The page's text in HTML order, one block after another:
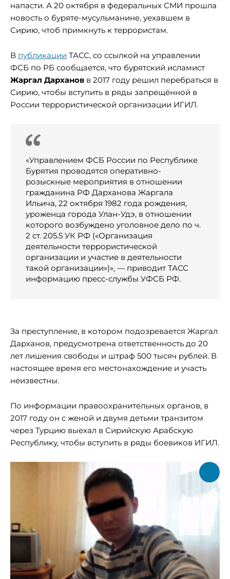
напасти. А 20 октября в федеральных СМИ прошла
новость о буряте-мусульманине, уехавшем в
Сирию, чтоб примкнуть к террористам.
В публикации ТАСС, со ссылкой на управлении
ФСБ по РБ сообщается, что бурятский исламист
Жаргал Дарханов в 2017 году решил перебраться в
Сирию, чтобы вступить в ряды запрещённой в
России террористической организации ИГИЛ.
«Управлением ФСБ России по Республике
Бурятия проводятся оперативно-
розыскные мероприятия в отношении
гражданина РФ Дарханова Жаргала
Ильича, 22 октября 1982 года рождения,
уроженца города Улан-Удэ, в отношении
которого возбуждено уголовное дело по ч.
2 ст. 205.5 УК РФ («Организация
деятельности террористической
организации и участие в деятельности
такой организации»)», — приводит ТАСС
информацию пресс-службы УФСБ РФ.
За преступление, в котором подозревается Жаргал
Дарханов, предусмотрена ответственность до 20
лет лишения свободы и штраф 500 тысяч рублей. В
настоящее время его местонахождение и участь
неизвестны.
По информации правоохранительных органов, в
2017 году он с женой и двумя детьми транзитом
через Турцию выехал в Сирийскую Арабскую
Республику, чтобы вступить в ряды боевиков ИГИЛ.